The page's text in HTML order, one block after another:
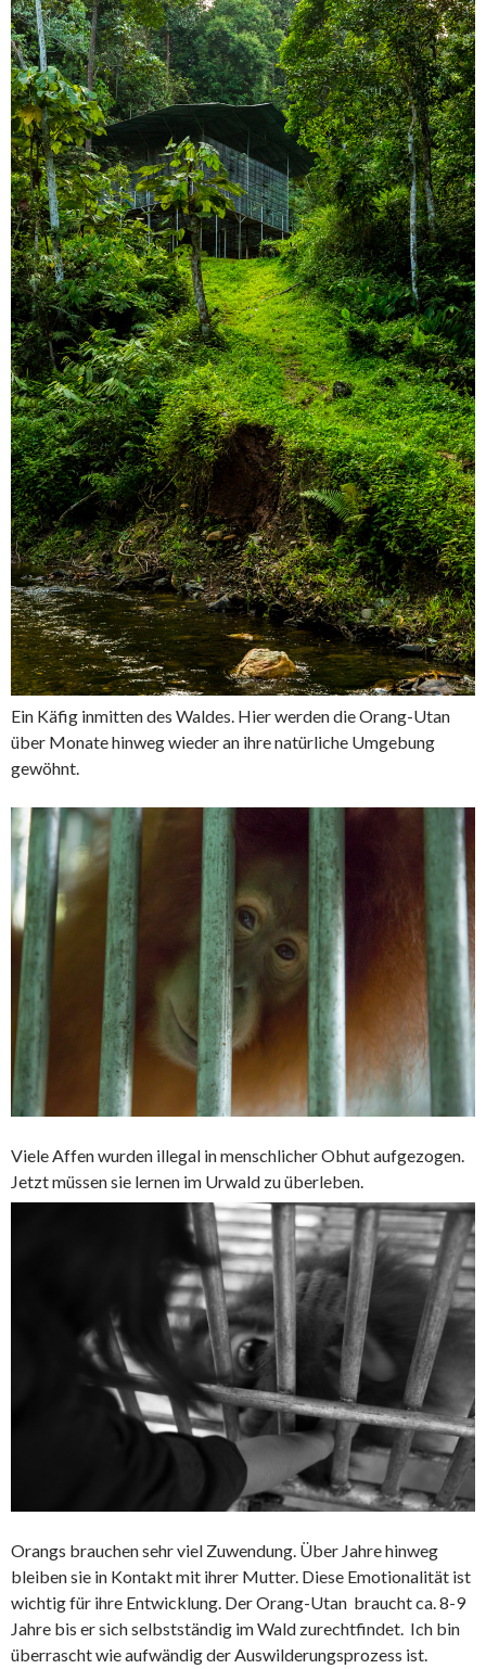
Ein Käfig inmitten des Waldes. Hier werden dieOrang-Utan
über Monate hinweg wieder an ihre natürliche Umgebung
gewöhnt.
Viele Affen wurden illegal in menschlicher Obhut aufgezogen.
Jetzt müssen sie lernen im Urwald zu überleben.
Orangs brauchen sehr viel Zuwendung. Über Jahre hinweg
bleiben sie in Kontakt mit ihrer Mutter. Diese Emotionalität ist
wichtig für ihre Entwicklung. Der Orang-Utan braucht ca. 8-9
Jahre bis er sich selbstständig im Wald zurechtfindet. Ich bin
überrascht wie aufwändig der Auswilderungsprozess ist.